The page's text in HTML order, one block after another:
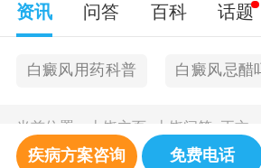
资讯 问答 百科 话题
白癜风用药科普 白癜风忌醋
当前位置： 上饶主页> 上饶问答> 正文
疾病方案咨询 免费电话